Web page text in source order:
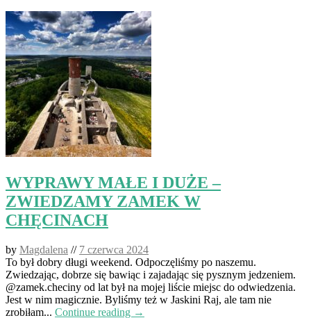
WYPRAWY MAŁE I DUŻE –
ZWIEDZAMY ZAMEK W
CHĘCINACH
by Magdalena // 7 czerwca 2024
To był dobry długi weekend. Odpoczęliśmy po naszemu.
Zwiedzając, dobrze się bawiąc i zajadając się pysznym jedzeniem.
@zamek.checiny od lat był na mojej liście miejsc do odwiedzenia.
Jest w nim magicznie. Byliśmy też w Jaskini Raj, ale tam nie
zrobiłam... Continue reading →